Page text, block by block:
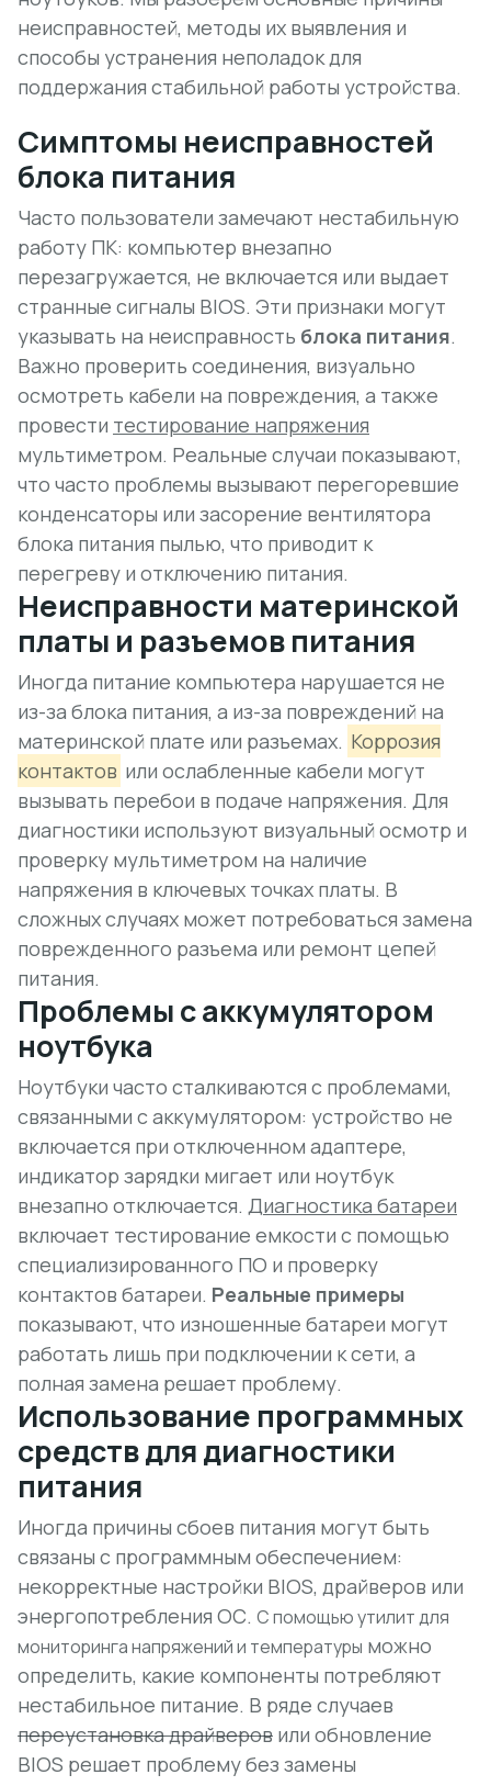
неисправностей, методы их выявления и
способы устранения неполадок для
поддержания стабильной работы устройства.
Симптомы неисправностей
блока питания
Часто пользователи замечают нестабильную
работу ПК: компьютер внезапно
перезагружается, не включается или выдает
странные сигналы BIOS. Эти признаки могут
указывать на неисправность блока питания.
Важно проверить соединения, визуально
осмотреть кабели на повреждения, а также
провести тестирование напряжения
мультиметром. Реальные случаи показывают,
что часто проблемы вызывают перегоревшие
конденсаторы или засорение вентилятора
блока питания пылью, что приводит к
перегреву и отключению питания.
Неисправности материнской
платы и разъемов питания
Иногда питание компьютера нарушается не
из-за блока питания, а из-за повреждений на
материнской плате или разъемах. Коррозия
контактов или ослабленные кабели могут
вызывать перебои в подаче напряжения. Для
диагностики используют визуальный осмотр и
проверку мультиметром на наличие
напряжения в ключевых точках платы. В
сложных случаях может потребоваться замена
поврежденного разъема или ремонт цепей
питания.
Проблемы с аккумулятором
ноутбука
Ноутбуки часто сталкиваются с проблемами,
связанными с аккумулятором: устройство не
включается при отключенном адаптере,
индикатор зарядки мигает или ноутбук
внезапно отключается. Диагностика батареи
включает тестирование емкости с помощью
специализированного ПО и проверку
контактов батареи. Реальные примеры
показывают, что изношенные батареи могут
работать лишь при подключении к сети, а
полная замена решает проблему.
Использование программных
средств для диагностики
питания
Иногда причины сбоев питания могут быть
связаны с программным обеспечением:
некорректные настройки BIOS, драйверов или
энергопотребления ОС. С помощью утилит для
мониторинга напряжений и температуры можно
определить, какие компоненты потребляют
нестабильное питание. В ряде случаев
переустановка драйверов или обновление
BIOS решает проблему без замены